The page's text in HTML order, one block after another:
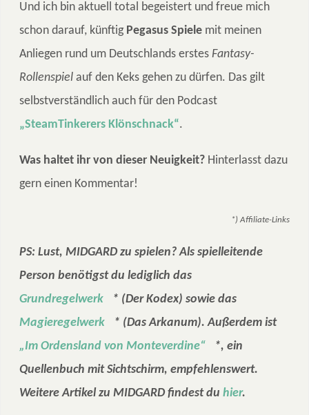
Und ich bin aktuell total begeistert und freue mich
schon darauf, künftig Pegasus Spiele mit meinen
Anliegen rund um Deutschlands erstes Fantasy-
Rollenspiel auf den Keks gehen zu dürfen. Das gilt
selbstverständlich auch für den Podcast
„SteamTinkerers Klönschnack“.
Was haltet ihr von dieser Neuigkeit? Hinterlasst dazu
gern einen Kommentar!
*) Affiliate-Links
PS: Lust, MIDGARD zu spielen? Als spielleitende
Person benötigst du lediglich das
Grundregelwerk
* (Der Kodex) sowie das
Magieregelwerk
* (Das Arkanum). Außerdem ist
„Im Ordensland von Monteverdine“
*, ein
Quellenbuch mit Sichtschirm, empfehlenswert.
Weitere Artikel zu MIDGARD findest du hier.